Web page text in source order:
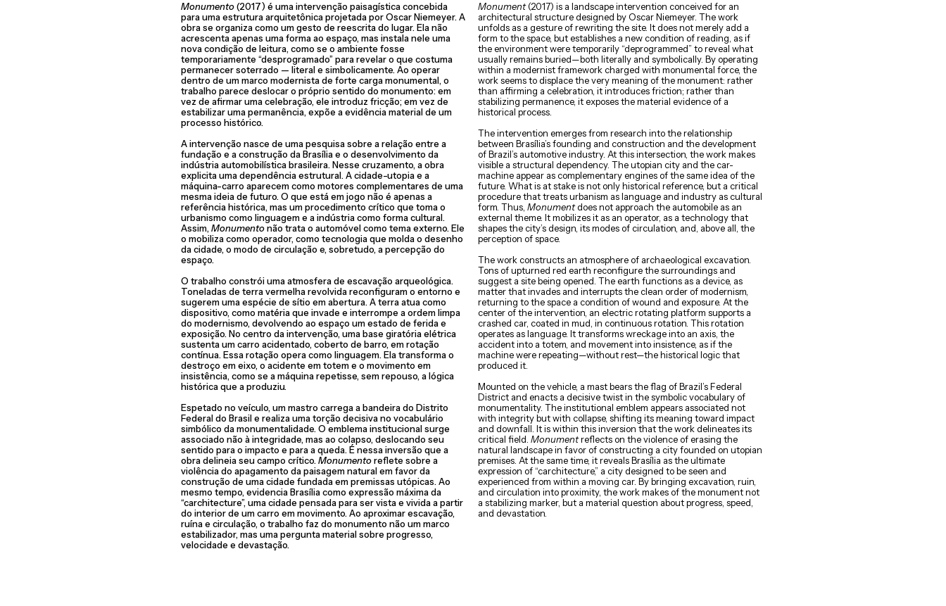
Monumento(2017) é uma intervenção paisagística concebida
para uma estrutura arquitetônica projetada por Oscar Niemeyer. A
obra se organiza como um gesto de reescrita do lugar. Ela não
acrescenta apenas uma forma ao espaço, mas instala nele uma
nova condição de leitura, como se o ambiente fosse
temporariamente “desprogramado” para revelar o que costuma
permanecer soterrado — literal e simbolicamente. Ao operar
dentro de um marco modernista de forte carga monumental, o
trabalho parece deslocar o próprio sentido do monumento: em
vez de afirmar uma celebração, ele introduz fricção; em vez de
estabilizar uma permanência, expõe a evidência material de um
processo histórico.
A intervenção nasce de uma pesquisa sobre a relação entre a
fundação e a construção da Brasília e o desenvolvimento da
indústria automobilística brasileira. Nesse cruzamento, a obra
explicita uma dependência estrutural. A cidade-utopia e a
máquina-carro aparecem como motores complementares de uma
mesma ideia de futuro. O que está em jogo não é apenas a
referência histórica, mas um procedimento crítico que toma o
urbanismo como linguagem e a indústria como forma cultural.
Assim, Monumentonão trata o automóvel como tema externo. Ele
o mobiliza como operador, como tecnologia que molda o desenho
da cidade, o modo de circulação e, sobretudo, a percepção do
espaço.
O trabalho constrói uma atmosfera de escavação arqueológica.
Toneladas de terra vermelha revolvida reconfiguram o entorno e
sugerem uma espécie de sítio em abertura. A terra atua como
dispositivo, como matéria que invade e interrompe a ordem limpa
do modernismo, devolvendo ao espaço um estado de ferida e
exposição. No centro da intervenção, uma base giratória elétrica
sustenta um carro acidentado, coberto de barro, em rotação
contínua. Essa rotação opera como linguagem. Ela transforma o
destroço em eixo, o acidente em totem e o movimento em
insistência, como se a máquina repetisse, sem repouso, a lógica
histórica que a produziu.
Espetado no veículo, um mastro carrega a bandeira do Distrito
Federal do Brasil e realiza uma torção decisiva no vocabulário
simbólico da monumentalidade. O emblema institucional surge
associado não à integridade, mas ao colapso, deslocando seu
sentido para o impacto e para a queda. É nessa inversão que a
obra delineia seu campo crítico. Monumentoreflete sobre a
violência do apagamento da paisagem natural em favor da
construção de uma cidade fundada em premissas utópicas. Ao
mesmo tempo, evidencia Brasília como expressão máxima da
“carchitecture”, uma cidade pensada para ser vista e vivida a partir
do interior de um carro em movimento. Ao aproximar escavação,
ruína e circulação, o trabalho faz do monumento não um marco
estabilizador, mas uma pergunta material sobre progresso,
velocidade e devastação.
Monument(2017) is a landscape intervention conceived for an
architectural structure designed by Oscar Niemeyer. The work
unfolds as a gesture of rewriting the site. It does not merely add a
form to the space, but establishes a new condition of reading, as if
the environment were temporarily “deprogrammed” to reveal what
usually remains buried—both literally and symbolically. By operating
within a modernist framework charged with monumental force, the
work seems to displace the very meaning of the monument: rather
than affirming a celebration, it introduces friction; rather than
stabilizing permanence, it exposes the material evidence of a
historical process.
The intervention emerges from research into the relationship
between Brasília’s founding and construction and the development
of Brazil’s automotive industry. At this intersection, the work makes
visible a structural dependency. The utopian city and the car-
machine appear as complementary engines of the same idea of the
future. What is at stake is not only historical reference, but a critical
procedure that treats urbanism as language and industry as cultural
form. Thus, Monumentdoes not approach the automobile as an
external theme. It mobilizes it as an operator, as a technology that
shapes the city’s design, its modes of circulation, and, above all, the
perception of space.
The work constructs an atmosphere of archaeological excavation.
Tons of upturned red earth reconfigure the surroundings and
suggest a site being opened. The earth functions as a device, as
matter that invades and interrupts the clean order of modernism,
returning to the space a condition of wound and exposure. At the
center of the intervention, an electric rotating platform supports a
crashed car, coated in mud, in continuous rotation. This rotation
operates as language. It transforms wreckage into an axis, the
accident into a totem, and movement into insistence, as if the
machine were repeating—without rest—the historical logic that
produced it.
Mounted on the vehicle, a mast bears the flag of Brazil’s Federal
District and enacts a decisive twist in the symbolic vocabulary of
monumentality. The institutional emblem appears associated not
with integrity but with collapse, shifting its meaning toward impact
and downfall. It is within this inversion that the work delineates its
critical field. Monumentreflects on the violence of erasing the
natural landscape in favor of constructing a city founded on utopian
premises. At the same time, it reveals Brasília as the ultimate
expression of “carchitecture,” a city designed to be seen and
experienced from within a moving car. By bringing excavation, ruin,
and circulation into proximity, the work makes of the monument not
a stabilizing marker, but a material question about progress, speed,
and devastation.